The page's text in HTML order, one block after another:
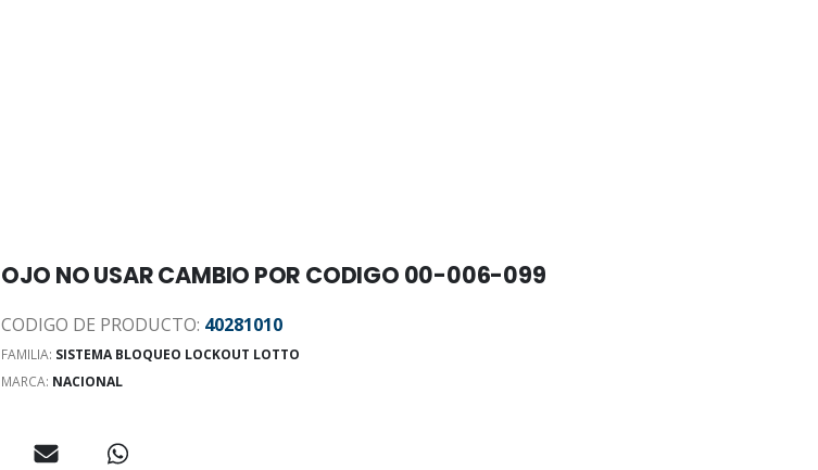
OJO NO USAR CAMBIO POR CODIGO 00-006-099
CODIGO DE PRODUCTO: 40281010
FAMILIA: SISTEMA BLOQUEO LOCKOUT LOTTO
MARCA: NACIONAL